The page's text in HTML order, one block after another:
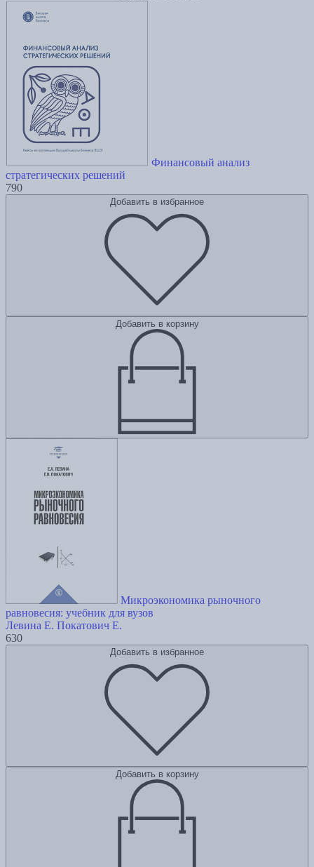
Финансовый анализ
стратегических решений
790
Добавить в избранное
Добавить в корзину
Микроэкономика рыночного
равновесия: учебник для вузов
Левина Е. Покатович Е.
630
Добавить в избранное
Добавить в корзину